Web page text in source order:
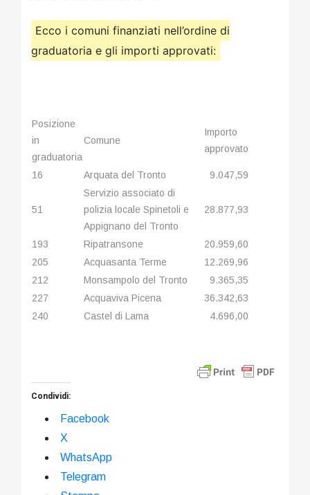
Ecco i comuni finanziati nell’ordine di
graduatoria e gli importi approvati:
Posizione
in
graduatoria
Comune
Importo
approvato
16 Arquata del Tronto 9.047,59
51
Servizio associato di
polizia locale Spinetoli e
Appignano del Tronto
28.877,93
193 Ripatransone
20.959,60
205
Acquasanta Terme
12.269,96
212
Monsampolo del Tronto
9.365,35
227
Acquaviva Picena
36.342,63
240
Castel di Lama 4.696,00
Condividi:
Facebook
X
WhatsApp
Telegram